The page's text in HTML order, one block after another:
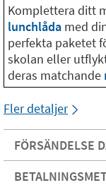
Komplettera ditt
lunchlåda med
perfekta paketet
skolan eller
deras matchande
Fler detaljer
FÖRSÄNDELSE